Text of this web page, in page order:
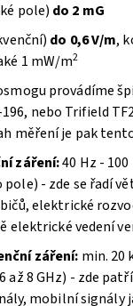
pole) do 2 mG
do 0,6 V/m,
1 mW/m2
provádíme
196, nebo Trifield
měření je pak
záření:40 Hz -
- zde se řadí
elektrické
elektrické vedení
záření: min. 20
až 8 GHz) - zde
mobilní signály